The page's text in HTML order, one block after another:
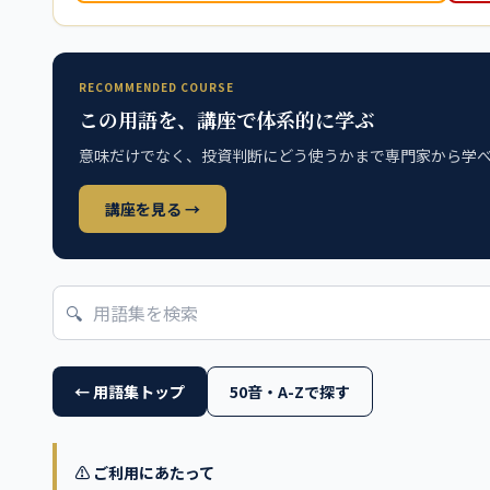
RECOMMENDED COURSE
この用語を、講座で体系的に学ぶ
意味だけでなく、投資判断にどう使うかまで専門家から学
講座を見る →
🔍
← 用語集トップ 50音・A-Zで探す
⚠️ ご利用にあたって